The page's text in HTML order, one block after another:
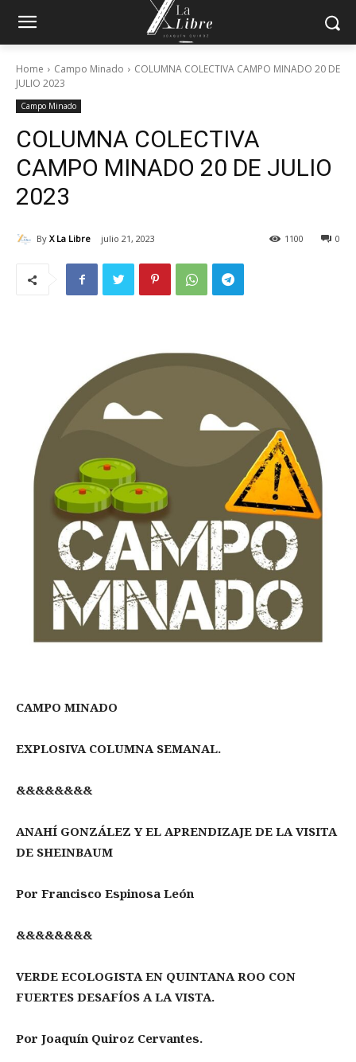
Home Campo Minado
COLUMNA COLECTIVA CAMPO MINADO 20 DE
JULIO 2023
Campo Minado
COLUMNA COLECTIVA
CAMPO MINADO 20 DE JULIO
2023
By X La Libre julio 21, 2023 0
1100
CAMPO MINADO
EXPLOSIVA COLUMNA SEMANAL.
&&&&&&&&
ANAHÍ GONZÁLEZ Y EL APRENDIZAJE DE LA VISITA
DE SHEINBAUM
Por Francisco Espinosa León
&&&&&&&&
VERDE ECOLOGISTA EN QUINTANA ROO CON
FUERTES DESAFÍOS A LA VISTA.
Por Joaquín Quiroz Cervantes.